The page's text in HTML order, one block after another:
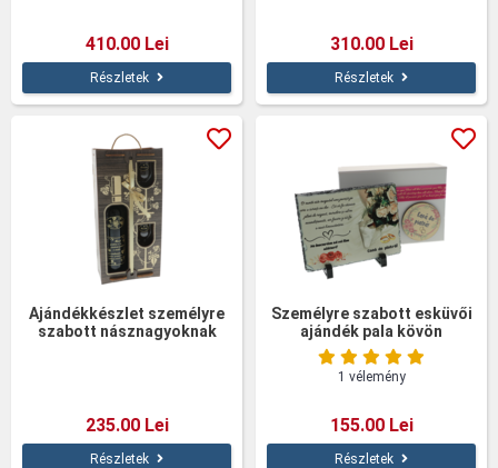
410.00 Lei
Részletek
310.00 Lei
Részletek
Ajándékkészlet személyre
szabott násznagyoknak
235.00 Lei
Részletek
Személyre szabott esküvői
ajándék pala kövön
1 vélemény
155.00 Lei
Részletek